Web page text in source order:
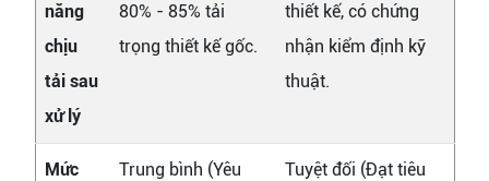
năng
chịu
tải sau
xử lý
80% - 85% tải
trọng thiết kế gốc.
thiết kế, có chứng
nhận kiểm định kỹ
thuật.
Mức
Trung bình (Yêu
Tuyệt đối (Đạt tiêu